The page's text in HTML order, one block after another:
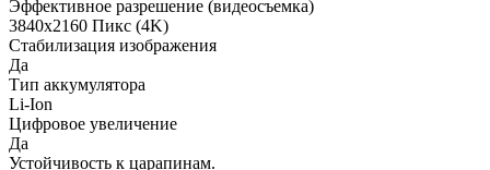
Эффективное разрешение (видеосъемка)
3840x2160 Пикс (4K)
Стабилизация изображения
Да
Тип аккумулятора
Li-Ion
Цифровое увеличение
Да
Устойчивость к царапинам.